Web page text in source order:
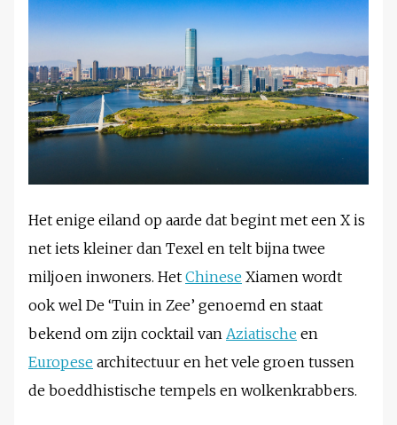
Het enige eiland op aarde dat begint met een X is
net iets kleiner dan Texel en telt bijna twee
miljoen inwoners. Het Chinese Xiamen wordt
ook wel De ‘Tuin in Zee’ genoemd en staat
bekend om zijn cocktail van Aziatische en
Europese architectuur en het vele groen tussen
de boeddhistische tempels en wolkenkrabbers.